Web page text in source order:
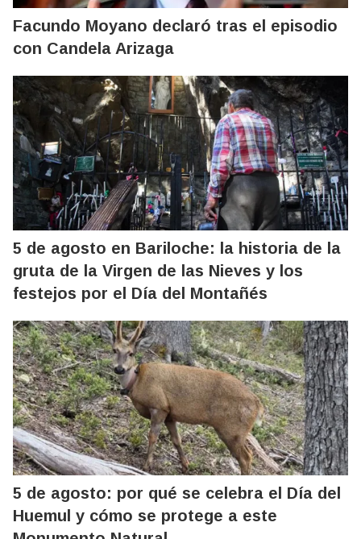
Facundo Moyano declaró tras el episodio
con Candela Arizaga
5 de agosto en Bariloche: la historia de la
gruta de la Virgen de las Nieves y los
festejos por el Día del Montañés
5 de agosto: por qué se celebra el Día del
Huemul y cómo se protege a este